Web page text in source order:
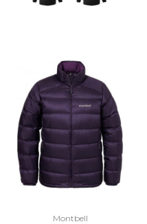
Montbell